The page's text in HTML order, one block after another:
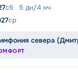
сб 5 дн/4 нч
ср
севера